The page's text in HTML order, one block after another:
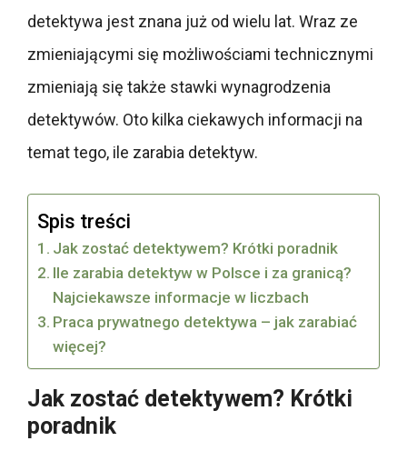
detektywa jest znana już od wielu lat. Wraz ze
zmieniającymi się możliwościami technicznymi
zmieniają się także stawki wynagrodzenia
detektywów. Oto kilka ciekawych informacji na
temat tego, ile zarabia detektyw.
Spis treści
Jak zostać detektywem? Krótki poradnik
Ile zarabia detektyw w Polsce i za granicą?
Najciekawsze informacje w liczbach
Praca prywatnego detektywa – jak zarabiać
więcej?
Jak zostać detektywem? Krótki
poradnik